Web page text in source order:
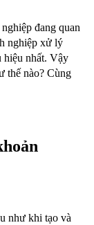
đang quan
nghiệp xử lý
hiệu nhất. Vậy
thế nào? Cùng
như khi tạo và